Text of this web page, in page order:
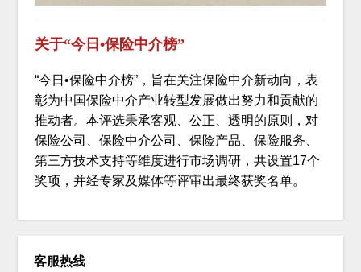
关于“今日•保险中介榜”
“今日•保险中介榜”，旨在关注保险中介新动向，表
彰为中国保险中介产业转型发展做出努力和贡献的
推动者。本评选秉承客观、公正、透明的原则，对
保险公司、保险中介公司、保险产品、保险服务、
第三方技术支持等维度进行市场调研，共设置17个
奖项，并经专家及媒体等评审出最终获奖名单。
客服热线